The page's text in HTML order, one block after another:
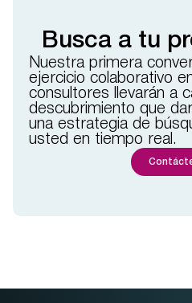
Busca a tu
Nuestra primera
ejercicio colaborativo
consultores llevarán a
descubrimiento que
una estrategia de
usted en tiempo real.